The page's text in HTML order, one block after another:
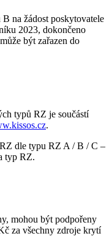
na žádost poskytovatele
2023, dokončeno
být zařazen do
typů RZ je součástí
.
dle typu RZ A / B / C –
typ RZ.
mohou být podpořeny
za všechny zdroje krytí